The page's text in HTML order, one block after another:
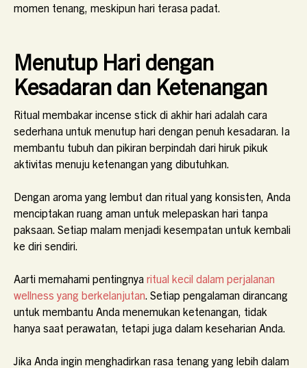
momen tenang, meskipun hari terasa padat.
Menutup Hari dengan
Kesadaran dan Ketenangan
Ritual membakar incense stick di akhir hari adalah cara
sederhana untuk menutup hari dengan penuh kesadaran. Ia
membantu tubuh dan pikiran berpindah dari hiruk pikuk
aktivitas menuju ketenangan yang dibutuhkan.
Dengan aroma yang lembut dan ritual yang konsisten, Anda
menciptakan ruang aman untuk melepaskan hari tanpa
paksaan. Setiap malam menjadi kesempatan untuk kembali
ke diri sendiri.
Aarti memahami pentingnya ritual kecil dalam perjalanan
wellness yang berkelanjutan. Setiap pengalaman dirancang
untuk membantu Anda menemukan ketenangan, tidak
hanya saat perawatan, tetapi juga dalam keseharian Anda.
Jika Anda ingin menghadirkan rasa tenang yang lebih dalam